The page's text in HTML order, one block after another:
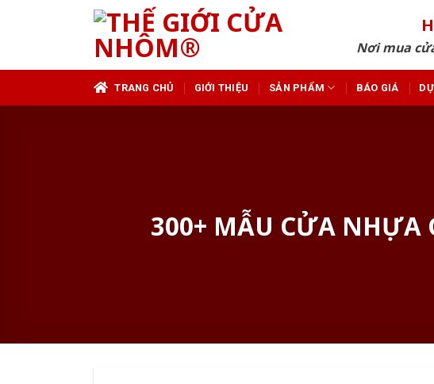
Nơi mua
TRANG CHỦ GIỚI THIỆU SẢN PHẨM BÁO GIÁ
300+ MẪU CỬA NHỰA